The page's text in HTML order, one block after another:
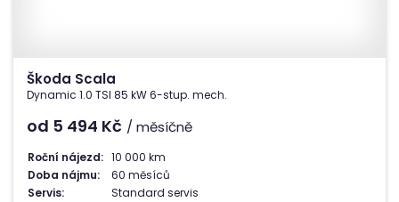
Škoda Scala
Dynamic 1.0 TSI 85 kW 6-stup. mech.
od 5 494 Kč / měsíčně
Roční nájezd: 10 000 km
Doba nájmu:
60 měsíců
Servis:
Standard servis